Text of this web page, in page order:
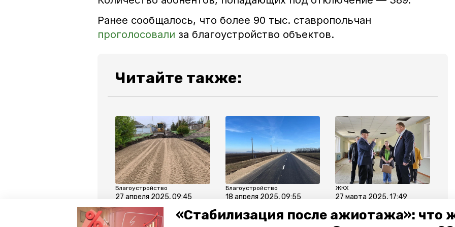
«Стабилизация после ажиотажа»: что
Ранее сообщалось, что более 90 тыс. ставропольчан
проголосовали за благоустройство объектов.
Читайте также:
Благоустройство
27 апреля 2025, 09:45
Грейдирование 35
проблемных
Благоустройство
18 апреля 2025, 09:55
дорожной
ЖКХ
27 марта 2025, 17:49
Предгорного округа